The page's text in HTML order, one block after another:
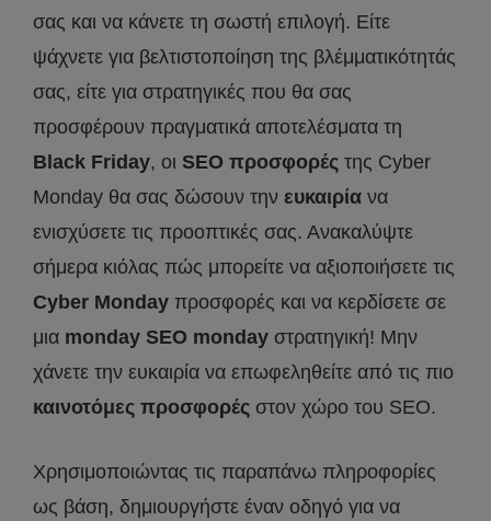
σας και να κάνετε τη σωστή επιλογή. Είτε
ψάχνετε για βελτιστοποίηση της βλέμματικότητάς
σας, είτε για στρατηγικές που θα σας
προσφέρουν πραγματικά αποτελέσματα τη
Black Friday, οι SEO προσφορές της Cyber
Monday θα σας δώσουν την ευκαιρία να
ενισχύσετε τις προοπτικές σας. Ανακαλύψτε
σήμερα κιόλας πώς μπορείτε να αξιοποιήσετε τις
Cyber Monday προσφορές και να κερδίσετε σε
μια monday SEO monday στρατηγική! Μην
χάνετε την ευκαιρία να επωφεληθείτε από τις πιο
καινοτόμες προσφορές στον χώρο του SEO.
Χρησιμοποιώντας τις παραπάνω πληροφορίες
ως βάση, δημιουργήστε έναν οδηγό για να